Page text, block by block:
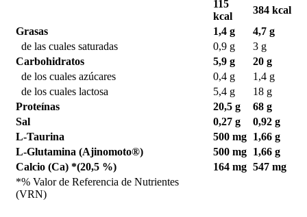
115
kcal
384 kcal
Grasas
1,4 g
4,7 g
de las cuales saturadas
0,9 g
3 g
Carbohidratos
5,9 g
20 g
de los cuales azúcares
0,4 g
1,4 g
de los cuales lactosa
5,4 g
18 g
Proteínas
20,5 g
68 g
Sal
0,27 g
0,92 g
L-Taurina
500 mg
1,66 g
L-Glutamina (Ajinomoto®)
500 mg
1,66 g
Calcio (Ca) *(20,5 %)
164 mg 547 mg
*% Valor de Referencia de Nutrientes
(VRN)